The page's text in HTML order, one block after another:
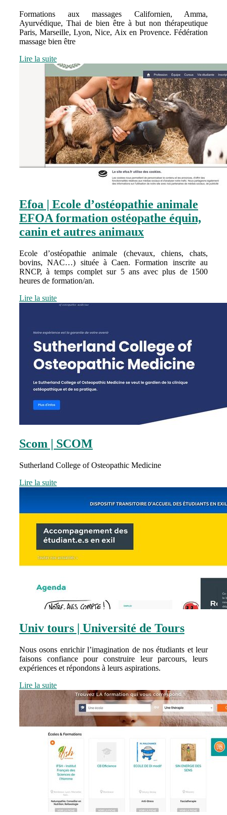
Formations aux massages Californien, Amma,
Ayurvédique, Thai de bien être à but non thérapeutique
Paris, Marseille, Lyon, Nice, Aix en Provence. Fédération
massage bien être
Lire la suite
Efoa | Ecole d’ostéopathie animale
EFOA formation ostéopathe équin,
canin et autres animaux
Ecole d’ostéopathie animale (chevaux, chiens, chats,
bovins, NAC…) située à Caen. Formation inscrite au
RNCP, à temps complet sur 5 ans avec plus de 1500
heures de formation/an.
Lire la suite
Scom | SCOM
Sutherland College of Osteopathic Medicine
Lire la suite
Univ tours | Université de Tours
Nous osons enrichir l’imagination de nos étudiants et leur
faisons confiance pour construire leur parcours, leurs
expériences et répondons à leurs aspirations.
Lire la suite